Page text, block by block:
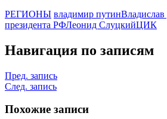
РЕГИОНЫ владимир путинВладислав
президента РФЛеонид СлуцкийЦИК
Навигация по записям
Пред. запись
След. запись
Похожие записи